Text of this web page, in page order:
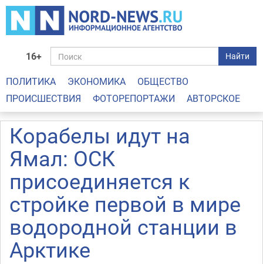
16+ Найти
ПОЛИТИКА ЭКОНОМИКА
ОБЩЕСТВО
ПРОИСШЕСТВИЯ
ФОТОРЕПОРТАЖИ АВТОРСКОЕ
Корабелы идут на
Ямал: ОСК
присоединяется к
стройке первой в мире
водородной станции в
Арктике